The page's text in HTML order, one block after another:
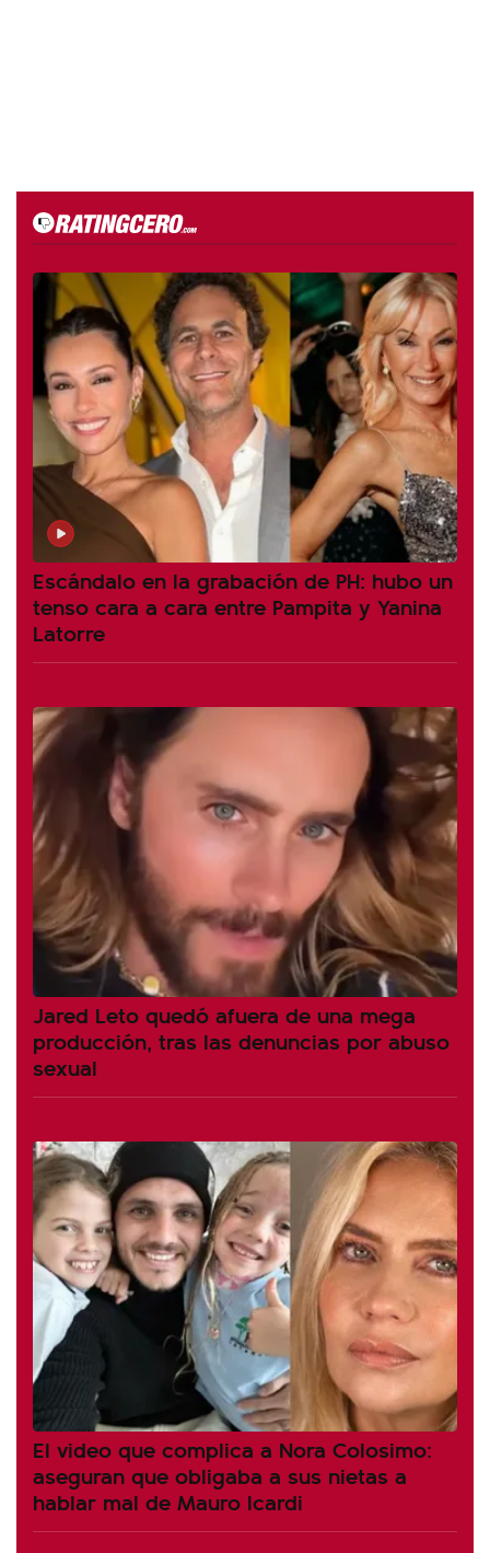
Escándalo en la grabación de PH: hubo un
tenso cara a cara entre Pampita y Yanina
Latorre
Jared Leto quedó afuera de una mega
producción, tras las denuncias por abuso
sexual
El video que complica a Nora Colosimo:
aseguran que obligaba a sus nietas a
hablar mal de Mauro Icardi